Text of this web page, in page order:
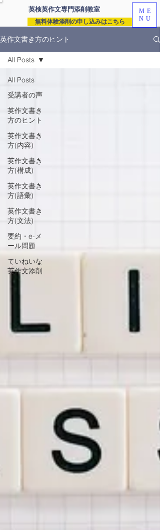
英検英作文専門添削教室
無料体験添削の申し込みはこちら
ME
NU
英作文書き方のヒント
All Posts
受講者の声
英作文書き
方のヒント
英作文書き
方(内容)
英作文書き
方(構成)
英作文書き
方(語彙)
英作文書き
方(文法)
要約・e-メ
ール問題
ていねいな
英作文添削
All Posts